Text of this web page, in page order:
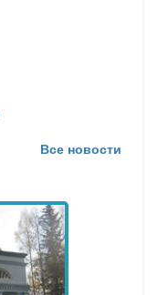
Все новости